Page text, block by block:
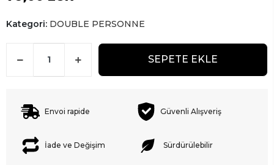
Kategori: DOUBLE PERSONNE
SEPETE EKLE
Envoi rapide Güvenli Alışveriş
İade ve Değişim Sürdürülebilir